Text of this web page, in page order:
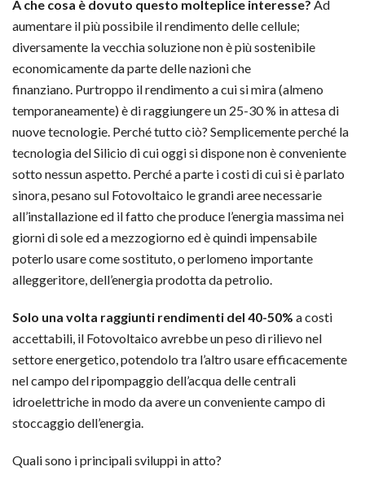
A che cosa è dovuto questo molteplice interesse? Ad
aumentare il più possibile il rendimento delle cellule;
diversamente la vecchia soluzione non è più sostenibile
economicamente da parte delle nazioni che
finanziano. Purtroppo il rendimento a cui si mira (almeno
temporaneamente) è di raggiungere un 25-30 % in attesa di
nuove tecnologie. Perché tutto ciò? Semplicemente perché la
tecnologia del Silicio di cui oggi si dispone non è conveniente
sotto nessun aspetto. Perché a parte i costi di cui si è parlato
sinora, pesano sul Fotovoltaico le grandi aree necessarie
all’installazione ed il fatto che produce l’energia massima nei
giorni di sole ed a mezzogiorno ed è quindi impensabile
poterlo usare come sostituto, o perlomeno importante
alleggeritore, dell’energia prodotta da petrolio.
Solo una volta raggiunti rendimenti del 40-50% a costi
accettabili, il Fotovoltaico avrebbe un peso di rilievo nel
settore energetico, potendolo tra l’altro usare efficacemente
nel campo del ripompaggio dell’acqua delle centrali
idroelettriche in modo da avere un conveniente campo di
stoccaggio dell’energia.
Quali sono i principali sviluppi in atto?